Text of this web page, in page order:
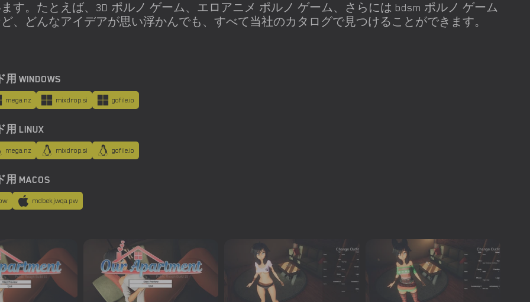
す。たとえば、3D ポルノ ゲーム、エロアニメ ポルノ ゲーム、さらには bdsm ポルノ ゲーム
、どんなアイデアが思い浮かんでも、すべて当社のカタログで見つけることができます。
WINDOWS
mega.nz mixdrop.si gofile.io
LINUX
mega.nz mixdrop.si gofile.io
MACOS
mdbekjwqa.pw